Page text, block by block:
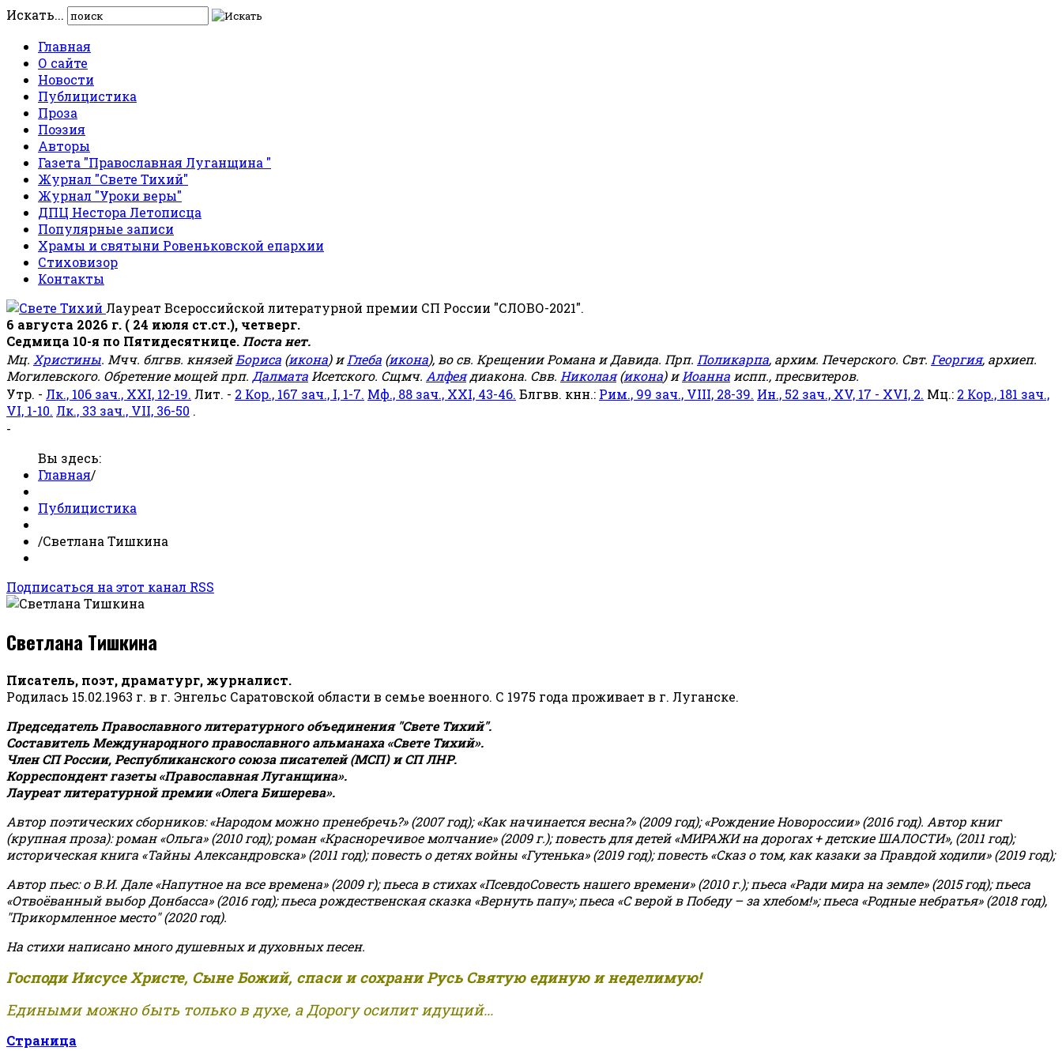
Искать...
Главная
О сайте
Новости
Публицистика
Проза
Поэзия
Авторы
Газета "Православная Луганщина "
Журнал "Свете Тихий"
Журнал "Уроки веры"
ДПЦ Нестора Летописца
Популярные записи
Храмы и святыни Ровеньковской епархии
Стиховизор
Контакты
Лауреат Всероссийской литературной премии СП России "СЛОВО-2021".
6 августа 2026 г. ( 24 июля ст.ст.), четверг.
Седмица 10-я по Пятидесятнице. Поста нет.
Мц. Христины. Мчч. блгвв. князейБориса (икона) иГлеба (икона), во св. Крещении Романа и Давида. Прп. Поликарпа, архим. Печерского. Свт. Георгия, архиеп.
Могилевского. Обретение мощей прп. Далмата Исетского. Сщмч. Алфеядиакона. Свв. Николая(икона) иИоанна испп., пресвитеров.
Утр. - Лк., 106 зач., XXI, 12-19. Лит. - 2 Кор., 167 зач., I, 1-7. Мф., 88 зач., XXI, 43-46. Блгвв. кнн.: Рим., 99 зач., VIII, 28-39. Ин., 52 зач., XV, 17 - XVI, 2. Мц.: 2 Кор., 181 зач.,
VI, 1-10. Лк., 33 зач., VII, 36-50 .
-
Вы здесь:
Главная/
Публицистика
/Светлана Тишкина
Подписаться на этот канал RSS
Светлана Тишкина
Писатель, поэт, драматург, журналист.
Родилась 15.02.1963 г. в г. Энгельс Саратовской области в семье военного. С 1975 года проживает в г. Луганске.
Председатель Православного литературного объединения "Свете Тихий".
Составитель Международного православного альманаха «Свете Тихий».
Член СП России, Республиканского союза писателей (МСП) и СП ЛНР.
Корреспондент газеты «Православная Луганщина».
Лауреат литературной премии «Олега Бишерева».
Автор поэтических сборников: «Народом можно пренебречь?» (2007 год); «Как начинается весна?» (2009 год); «Рождение Новороссии» (2016 год). Автор книг
(крупная проза): роман «Ольга» (2010 год); роман «Красноречивое молчание» (2009 г.); повесть для детей «МИРАЖИ на дорогах + детские ШАЛОСТИ», (2011 год);
историческая книга «Тайны Александровска» (2011 год); повесть о детях войны «Гутенька» (2019 год); повесть «Сказ о том, как казаки за Правдой ходили» (2019 год);
Автор пьес: о В.И. Дале «Напутное на все времена» (2009 г); пьеса в стихах «ПсевдоСовесть нашего времени» (2010 г.); пьеса «Ради мира на земле» (2015 год); пьеса
«Отвоёванный выбор Донбасса» (2016 год); пьеса рождественская сказка «Вернуть папу»; пьеса «С верой в Победу – за хлебом!»;пьеса «Родные небратья» (2018 год),
"Прикормленное место" (2020 год).
На стихи написано много душевных и духовных песен.
Господи Иисусе Христе, Сыне Божий, спаси и сохрани Русь Святую единую и неделимую!
Едиными можно быть только в духе, а Дорогу осилит идущий...
Страница